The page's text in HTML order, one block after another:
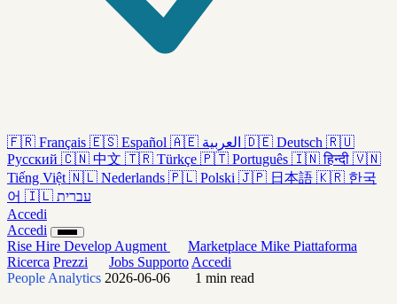
🇫🇷 Français 🇪🇸 Español 🇦🇪 العربية 🇩🇪 Deutsch 🇷🇺
Русский 🇨🇳 中文 🇹🇷 Türkçe 🇵🇹 Português 🇮🇳 हिन्दी 🇻🇳
Tiếng Việt 🇳🇱 Nederlands 🇵🇱 Polski 🇯🇵 日本語 🇰🇷 한국
어 🇮🇱 עברית
Accedi
Accedi
Rise Hire Develop Augment Marketplace Mike Piattaforma
Ricerca Prezzi Jobs Supporto Accedi
People Analytics 2026-06-06 1 min read